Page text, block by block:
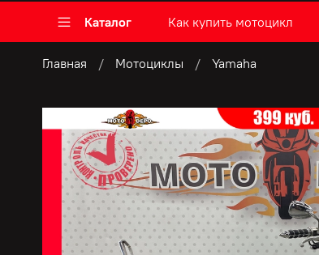
Каталог Как купить мотоцикл
Главная Мотоциклы Yamaha